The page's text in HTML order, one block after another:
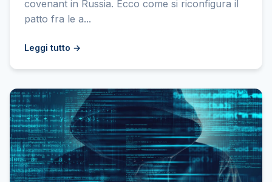
covenant in Russia. Ecco come si riconfigura il
patto fra le a...
Leggi tutto →